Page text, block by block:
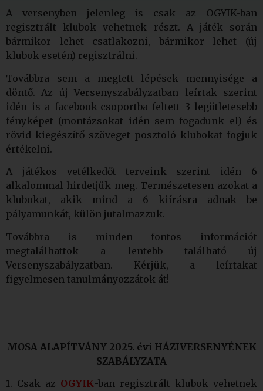
A versenyben jelenleg is csak az OGYIK-ban
regisztrált klubok vehetnek részt. A játék során
bármikor lehet csatlakozni, bármikor lehet (új
klubok esetén) regisztrálni.
Továbbra sem a megtett lépések mennyisége a
döntő. Az új Versenyszabályzatban leírtak szerint
idén is a facebook-csoportba feltett 3 legötletesebb
fényképet (montázsokat idén sem fogadunk el) és
rövid kiegészítő szöveget posztoló klubokat fogjuk
értékelni.
A játékos vetélkedőt terveink szerint idén 6
alkalommal hirdetjük meg. Természetesen azokat a
klubokat, akik mind a 6 kiírásra adnak be
pályamunkát, külön jutalmazzuk.
Továbbra is minden fontos információt
megtalálhattok a lentebb található új
Versenyszabályzatban. Kérjük, a leírtakat
figyelmesen tanulmányozzátok át!
MOSA ALAPÍTVÁNY 2025. évi HÁZIVERSENYÉNEK
SZABÁLYZATA
1. Csak az OGYIK-ban regisztrált klubok vehetnek